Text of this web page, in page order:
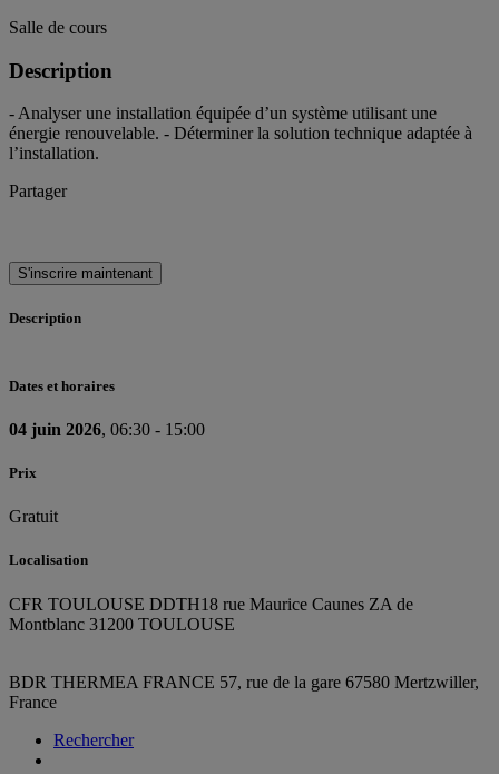
Salle de cours
Description
- Analyser une installation équipée d’un système utilisant une
énergie renouvelable. - Déterminer la solution technique adaptée à
l’installation.
Partager
S'inscrire maintenant
Description
Dates et horaires
04 juin 2026, 06:30 - 15:00
Prix
Gratuit
Localisation
CFR TOULOUSE DDTH18 rue Maurice Caunes ZA de
Montblanc 31200 TOULOUSE
BDR THERMEA FRANCE 57, rue de la gare 67580 Mertzwiller,
France
Rechercher